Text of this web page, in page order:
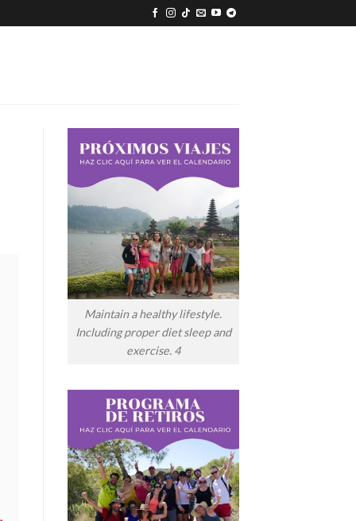
Maintain a healthy lifestyle.
Including proper diet sleep and
exercise. 4